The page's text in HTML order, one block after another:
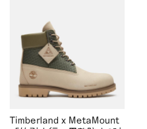
Timberland x MetaMount